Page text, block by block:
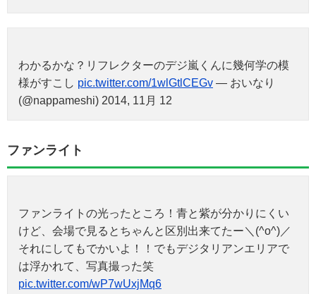
わかるかな？リフレクターのデジ嵐くんに幾何学の模
様がすこし pic.twitter.com/1wlGtlCEGv — おいなり
(@nappameshi) 2014, 11月 12
ファンライト
ファンライトの光ったところ！青と紫が分かりにくい
けど、会場で見るとちゃんと区別出来てたー＼(^o^)／
それにしてもでかいよ！！でもデジタリアンエリアで
は浮かれて、写真撮った笑
pic.twitter.com/wP7wUxjMq6